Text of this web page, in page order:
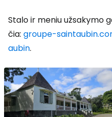
Stalo ir meniu užsakymo
čia: groupe-
aubin.